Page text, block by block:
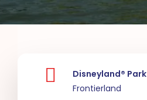
Disneyland® Park
Frontierland